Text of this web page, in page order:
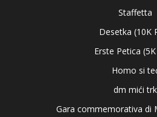
Staffetta
Desetka (10K
Erste Petica
Homo si
dm mići trk
Gara commemorativa di